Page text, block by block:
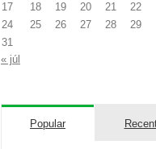
17 18 19 20 21 22
24
25 26 27 28 29
31
« júl
Popular